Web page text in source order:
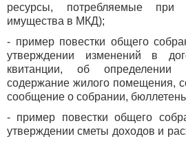
ресурсы, потребляемые при
имущества в МКД);
- пример повестки общего
утверждении изменений в
квитанции, об
содержание жилого помещения,
сообщение о собрании,
- пример повестки общего
утверждении сметы доходов и